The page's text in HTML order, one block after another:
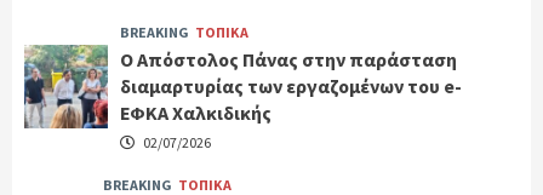
BREAKING ΤΟΠΙΚΑ
Ο Απόστολος Πάνας στην παράσταση
διαμαρτυρίας των εργαζομένων του e-
ΕΦΚΑ Χαλκιδικής
02/07/2026
BREAKING ΤΟΠΙΚΑ